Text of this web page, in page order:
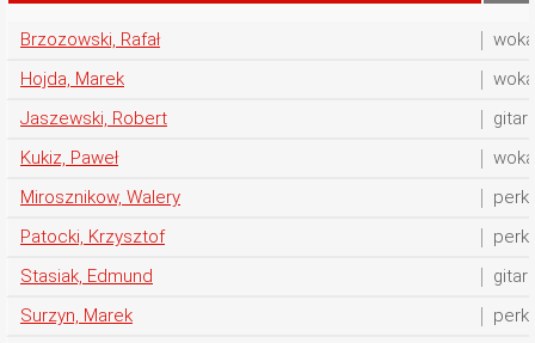
Brzozowski, Rafał
Hojda, Marek
Jaszewski, Robert
Kukiz, Paweł
Mirosznikow, Walery
Patocki, Krzysztof
Stasiak, Edmund
Surzyn, Marek